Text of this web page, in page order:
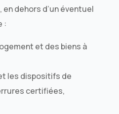
dehors d’un éventuel
:
et des biens à
les dispositifs de
certifiées,